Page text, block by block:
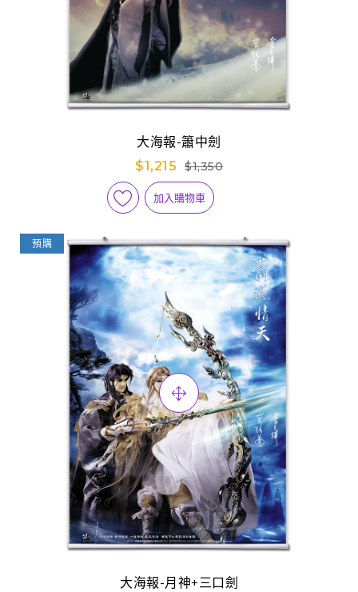
大海報-簫中劍
$1,215
$1,350
加入購物車
預購
大海報-月神+三口劍